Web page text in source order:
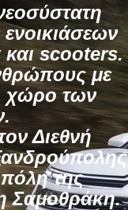
και scooters.
με
χώρο των
Διεθνή
της
Σαμοθράκη.